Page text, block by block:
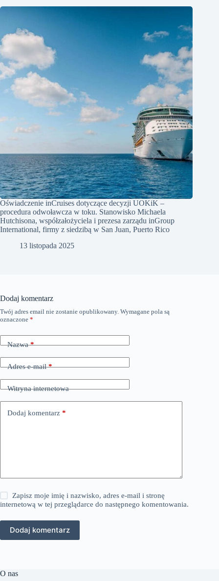
Oświadczenie inCruises dotyczące decyzji UOKiK –
procedura odwoławcza w toku. Stanowisko Michaela
Hutchisona, współzałożyciela i prezesa zarządu inGroup
International, firmy z siedzibą w San Juan, Puerto Rico
13 listopada 2025
Dodaj komentarz
Twój adres email nie zostanie opublikowany. Wymagane pola są
oznaczone *
Nazwa*
Adres e-mail*
Witryna internetowa
Dodaj komentarz *
Zapisz moje imię i nazwisko, adres e-mail i stronę
internetową w tej przeglądarce do następnego komentowania.
Dodaj komentarz
O nas